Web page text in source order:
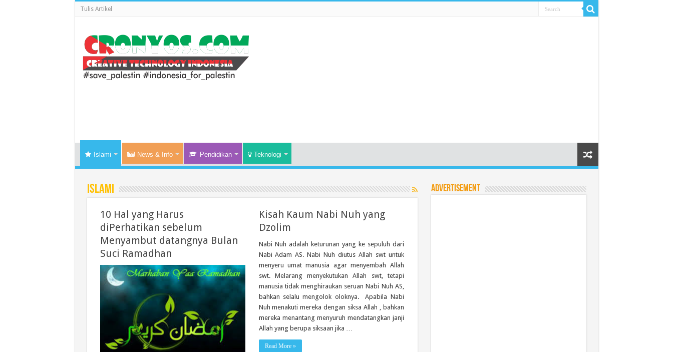
Tulis Artikel
Islami News & Info Pendidikan Teknologi
Islami
10 Hal yang Harus
diPerhatikan sebelum
Menyambut datangnya Bulan
Suci Ramadhan
Kisah Kaum Nabi Nuh yang
Dzolim
Nabi Nuh adalah keturunan yang ke sepuluh dari
Nabi Adam AS. Nabi Nuh diutus Allah swt untuk
menyeru umat manusia agar menyembah Allah
swt. Melarang menyekutukan Allah swt, tetapi
manusia tidak menghiraukan seruan Nabi Nuh AS,
bahkan selalu mengolok oloknya. Apabila Nabi
Nuh menakuti mereka dengan siksa Allah , bahkan
mereka menantang menyuruh mendatangkan janji
Allah yang berupa siksaan jika …
Read More »
Advertisement